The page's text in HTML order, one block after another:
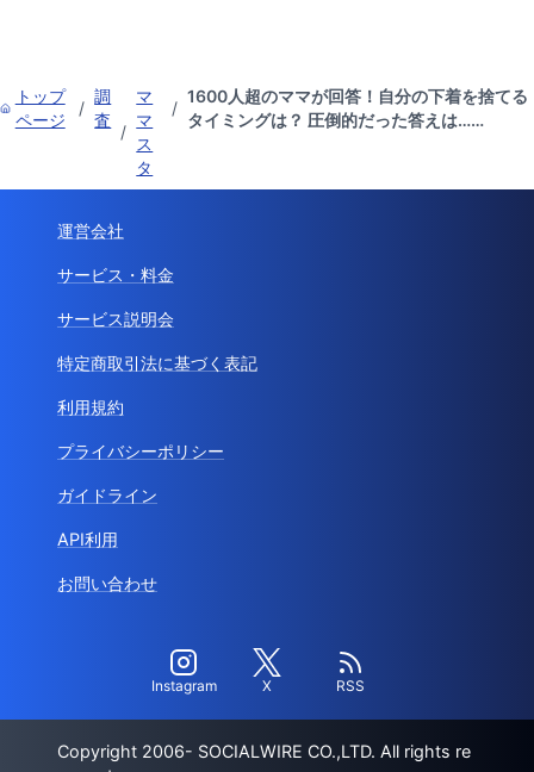
トップ
ページ
/
調
査
/
マ
マ
ス
タ
/
1600人超のママが回答！自分の下着を捨てる
タイミングは？ 圧倒的だった答えは……
運営会社
サービス・料金
サービス説明会
特定商取引法に基づく表記
利用規約
プライバシーポリシー
ガイドライン
API利用
お問い合わせ
Instagram X RSS
Copyright 2006- SOCIALWIRE CO.,LTD. All rights re